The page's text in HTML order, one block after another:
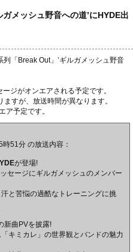
メッシュ野音への道’にHYDE出
「Break Out」’ギルガメッシュ野音
ジがオンエアされる予定です。
すが、放送時間が異なります。
ア予定です。
51分 の放送内容：
が登場!
セージにギルガメッシュのメンバー
と苦悩の過酷なトレーニングに挑
新曲PVを披露!
キミカレ」の世界観とバンドの魅力